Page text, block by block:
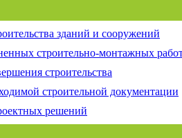
зданий и сооружений
строительно-монтажных
строительства
строительной документации
решений